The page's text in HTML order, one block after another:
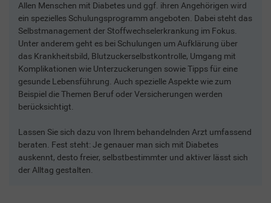
Allen Menschen mit Diabetes und ggf. ihren Angehörigen wird
ein spezielles Schulungsprogramm angeboten. Dabei steht das
Selbstmanagement der Stoffwechselerkrankung im Fokus.
Unter anderem geht es bei Schulungen um Aufklärung über
das Krankheitsbild, Blutzuckerselbstkontrolle, Umgang mit
Komplikationen wie Unterzuckerungen sowie Tipps für eine
gesunde Lebensführung. Auch spezielle Aspekte wie zum
Beispiel die Themen Beruf oder Versicherungen werden
berücksichtigt.
Lassen Sie sich dazu von Ihrem behandelnden Arzt umfassend
beraten. Fest steht: Je genauer man sich mit Diabetes
auskennt, desto freier, selbstbestimmter und aktiver lässt sich
der Alltag gestalten.